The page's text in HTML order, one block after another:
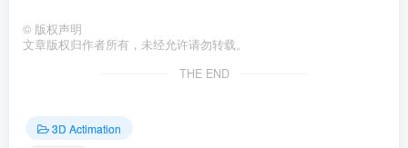
© 版权声明
文章版权归作者所有，未经允许请勿转载。
THE END
3D Actimation